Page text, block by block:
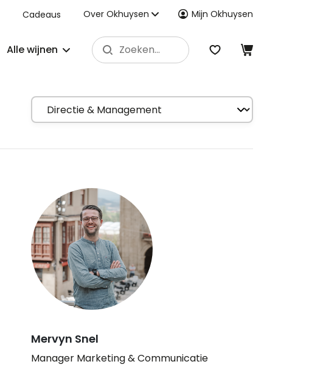
Cadeaus Over Okhuysen Mijn Okhuysen
Alle wijnen
Afdeling
Mervyn Snel
Manager Marketing & Communicatie